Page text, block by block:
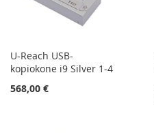
U-Reach USB-
kopiokone i9 Silver 1-4
568,00 €